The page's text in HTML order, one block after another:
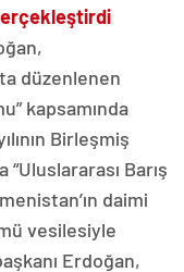
düzenlenen
kapsamında
Birleşmiş
Barış
daimi
vesilesiyle
Erdoğan,